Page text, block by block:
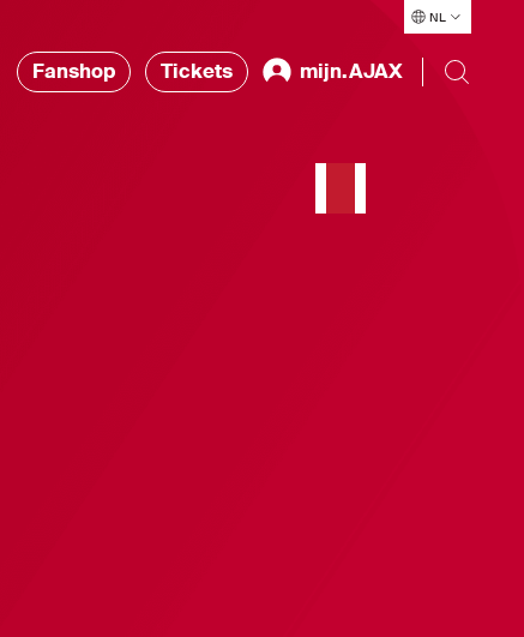
NL
Fanshop Tickets mijn.AJAX